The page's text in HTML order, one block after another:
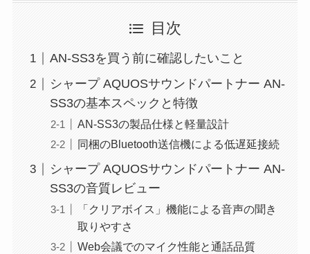
目次
AN-SS3を買う前に確認したいこと
シャープ AQUOSサウンドパートナー AN-
SS3の基本スペックと特徴
AN-SS3の製品仕様と軽量設計
同梱のBluetooth送信機による低遅延接続
シャープ AQUOSサウンドパートナー AN-
SS3の音質レビュー
「クリアボイス」機能による音声の聞き
取りやすさ
Web会議でのマイク性能と通話品質